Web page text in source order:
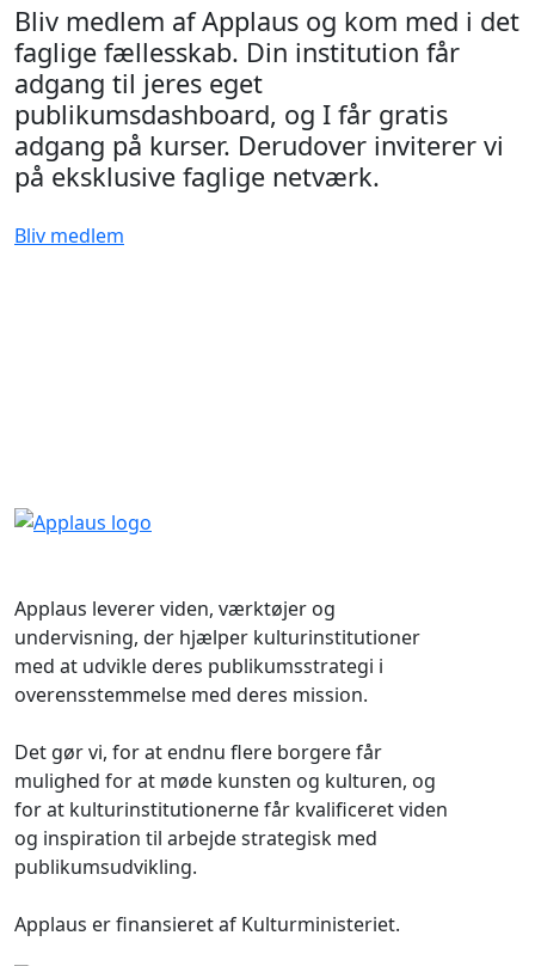
Bliv medlem af Applaus og kom med i det
faglige fællesskab. Din institution får
adgang til jeres eget
publikumsdashboard, og I får gratis
adgang på kurser. Derudover inviterer vi
på eksklusive faglige netværk.
Bliv medlem
Applaus leverer viden, værktøjer og
undervisning, der hjælper kulturinstitutioner
med at udvikle deres publikumsstrategi i
overensstemmelse med deres mission.
Det gør vi, for at endnu flere borgere får
mulighed for at møde kunsten og kulturen, og
for at kulturinstitutionerne får kvalificeret viden
og inspiration til arbejde strategisk med
publikumsudvikling.
Applaus er finansieret af Kulturministeriet.